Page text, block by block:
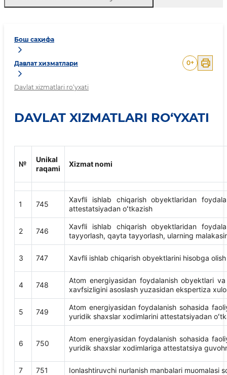
Бош саҳифа
Давлат хизматлари
Davlat xizmatlari ro‘yxati
0+
DAVLAT XIZMATLARI RO‘YXATI
№
Unikal
raqami
Xizmat nomi
1 745
Xavfli ishlab chiqarish obyektlaridan
attestatsiyadan oʻtkazish
2 746
Xavfli ishlab chiqarish obyektlaridan
tayyorlash, qayta tayyorlash, ularning
3 747 Xavfli ishlab chiqarish obyektlarini hisobga
4 748
Atom energiyasidan foydalanish obyektlari
xavfsizligini asoslash yuzasidan ekspertiza
5 749
Atom energiyasidan foydalanish sohasida
yuridik shaxslar xodimlarini attestatsiyadan
6 750
Atom energiyasidan foydalanish sohasida
yuridik shaxslar xodimlariga attestatsiya
7 751 Ionlashtiruvchi nurlanish manbalari muomalasi